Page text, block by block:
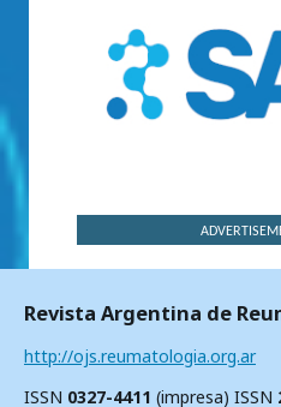
Revista Argentina de
http://ojs.reumatologia.org.ar
ISSN 0327-4411 (impresa) ISSN